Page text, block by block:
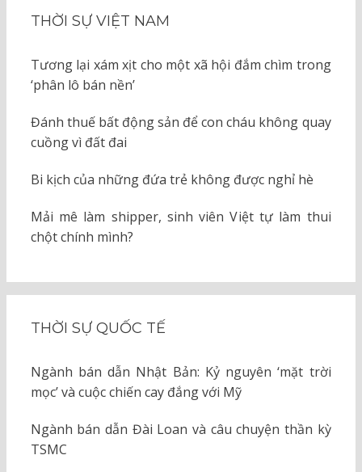
THỜI SỰ VIỆT NAM
Tương lại xám xịt cho một xã hội đắm chìm trong
‘phân lô bán nền’
Đánh thuế bất động sản để con cháu không quay
cuồng vì đất đai
Bi kịch của những đứa trẻ không được nghỉ hè
Mải mê làm shipper, sinh viên Việt tự làm thui
chột chính mình?
THỜI SỰ QUỐC TẾ
Ngành bán dẫn Nhật Bản: Kỷ nguyên ‘mặt trời
mọc’ và cuộc chiến cay đắng với Mỹ
Ngành bán dẫn Đài Loan và câu chuyện thần kỳ
TSMC